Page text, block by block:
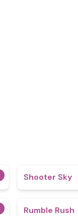
Shooter Sky
Rumble Rush